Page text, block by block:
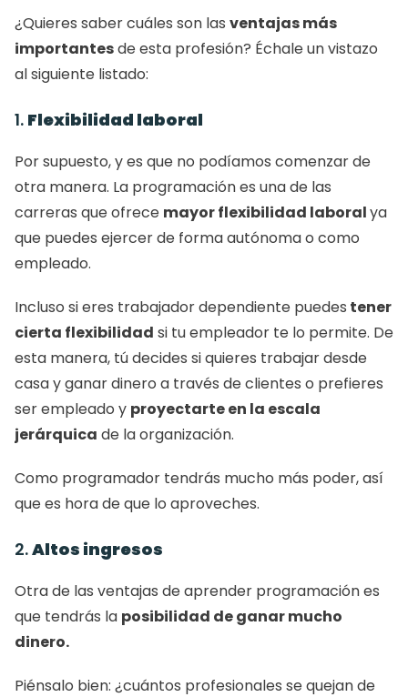
¿Quieres saber cuáles son las ventajas más
importantes de esta profesión? Échale un vistazo
al siguiente listado:
1. Flexibilidad laboral
Por supuesto, y es que no podíamos comenzar de
otra manera. La programación es una de las
carreras que ofrece mayor flexibilidad laboral ya
que puedes ejercer de forma autónoma o como
empleado.
Incluso si eres trabajador dependiente puedes tener
cierta flexibilidad si tu empleador te lo permite. De
esta manera, tú decides si quieres trabajar desde
casa y ganar dinero a través de clientes o prefieres
ser empleado y proyectarte en la escala
jerárquica de la organización.
Como programador tendrás mucho más poder, así
que es hora de que lo aproveches.
2. Altos ingresos
Otra de las ventajas de aprender programación es
que tendrás la posibilidad de ganar mucho
dinero.
Piénsalo bien: ¿cuántos profesionales se quejan de